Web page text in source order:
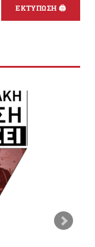
ΕΚΤΥΠΩΣΗ 🖨